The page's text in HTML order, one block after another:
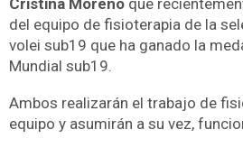
del equipo de fisioterapia de la
volei sub19 que ha ganado la
Mundial sub19.
Ambos realizarán el trabajo de
equipo y asumirán a su vez,